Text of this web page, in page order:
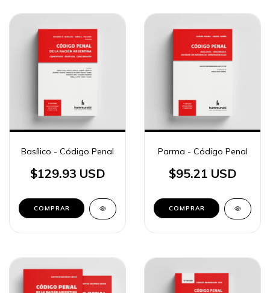
Basílico - Código Penal
$129.93 USD
COMPRAR
Parma - Código Penal
$95.21 USD
COMPRAR